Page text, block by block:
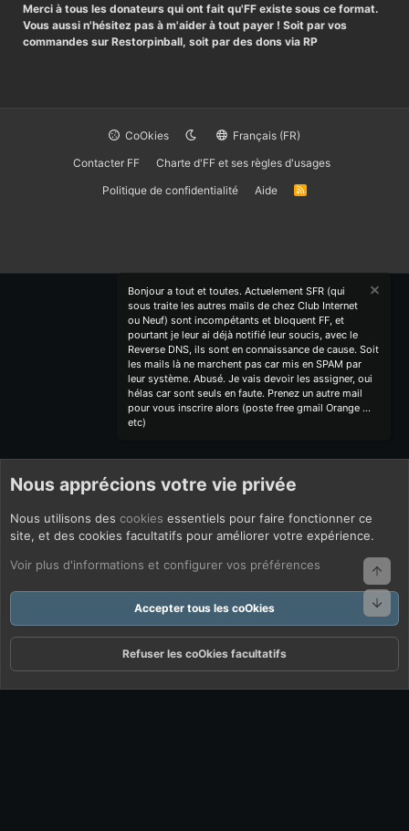
Merci à tous les donateurs qui ont fait qu'FF existe sous ce format.
Vous aussi n'hésitez pas à m'aider à tout payer ! Soit par vos
commandes sur Restorpinball, soit par des dons via RP
CoOkies
Français (FR)
Contacter FF
Charte d'FF et ses règles d'usages
Politique de confidentialité
Aide
R
Bonjour a tout et toutes. Actuelement SFR (qui
sous traite les autres mails de chez Club Internet
ou Neuf) sont incompétants et bloquent FF, et
pourtant je leur ai déjà notifié leur soucis, avec le
Reverse DNS, ils sont en connaissance de cause. Soit
les mails là ne marchent pas car mis en SPAM par
leur système. Abusé. Je vais devoir les assigner, oui
hélas car sont seuls en faute. Prenez un autre mail
pour vous inscrire alors (poste free gmail Orange ...
etc)
Nous apprécions votre vie privée
Nous utilisons des cookies essentiels pour faire fonctionner ce
site, et des cookies facultatifs pour améliorer votre expérience.
Voir plus d'informations et configurer vos préférences
Accepter tous les coOkies
Refuser les coOkies facultatifs